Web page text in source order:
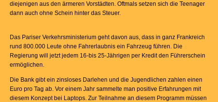
diejenigen aus den ärmeren Vorstädten. Oftmals setzen sich die Teenager
dann auch ohne Schein hinter das Steuer.
Das Pariser Verkehrsministerium geht davon aus, dass in ganz Frankreich
rund 800.000 Leute ohne Fahrerlaubnis ein Fahrzeug führen. Die
Regierung will jetzt jedem 16-bis 25-Jährigen per Kredit den Führerschein
ermöglichen.
Die Bank gibt ein zinsloses Darlehen und die Jugendlichen zahlen einen
Euro pro Tag ab. Vor einem Jahr sammelte man positive Erfahrungen mit
diesem Konzept bei Laptops. Zur Teilnahme an diesem Programm müssen